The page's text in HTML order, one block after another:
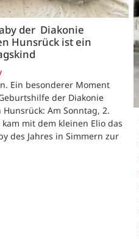
der Diakonie
Hunsrück ist ein
Ein besonderer Moment
der Diakonie
Hunsrück: Am Sonntag, 2.
mit dem kleinen Elio das
des Jahres in Simmern zur